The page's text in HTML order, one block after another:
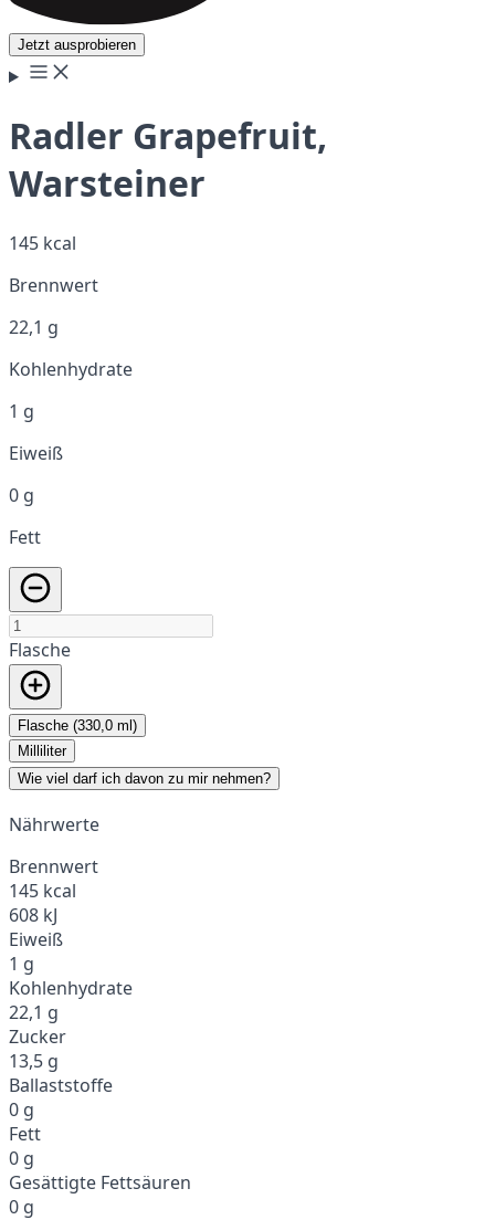
Jetzt ausprobieren
Radler Grapefruit,
Warsteiner
145 kcal
Brennwert
22,1 g
Kohlenhydrate
1 g
Eiweiß
0 g
Fett
Flasche
Flasche (330,0 ml)
Milliliter
Wie viel darf ich davon zu mir nehmen?
Nährwerte
Brennwert
145 kcal
608 kJ
Eiweiß
1 g
Kohlenhydrate
22,1 g
Zucker
13,5 g
Ballaststoffe
0 g
Fett
0 g
Gesättigte Fettsäuren
0 g